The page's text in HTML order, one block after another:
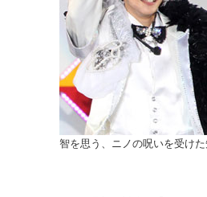
智を思う、ニノの呪いを受け